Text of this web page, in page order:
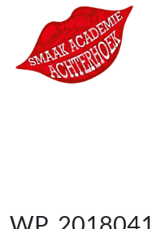
Ga naar de inhoud
Hoofdnavigatie